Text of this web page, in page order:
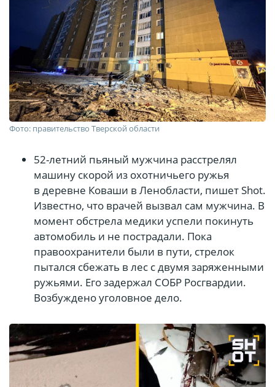
Фото: правительство Тверской области
52-летний пьяный мужчина расстрелял
машину скорой из охотничьего ружья
в деревне Коваши в Ленобласти, пишет Shot.
Известно, что врачей вызвал сам мужчина. В
момент обстрела медики успели покинуть
автомобиль и не пострадали. Пока
правоохранители были в пути, стрелок
пытался сбежать в лес с двумя заряженными
ружьями. Его задержал СОБР Росгвардии.
Возбуждено уголовное дело.